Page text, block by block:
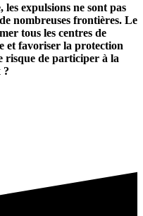
expulsions ne sont pas
nombreuses frontières. Le
tous les centres de
et favoriser la protection
risque de participer à la
?